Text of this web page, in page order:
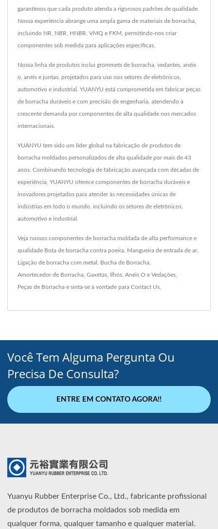
garantimos que cada produto atenda a rigorosos padrões de qualidade.
Nossa experiência abrange uma ampla gama de materiais de borracha,
incluindo NR, NBR, HNBR, VMQ e FKM, permitindo-nos criar
componentes sob medida para aplicações específicas.
Nossa linha de produtos inclui grommets de borracha, vedantes, anéis
o, anéis e juntas, projetados para uso nos setores de eletrônicos,
automotivo e industrial. YUANYU está comprometida em fabricar peças
de borracha duráveis e com precisão de engenharia, atendendo à
crescente demanda por componentes de alta qualidade nos mercados
internacionais.
YUANYU tem sido um líder global na fabricação de produtos de
borracha moldados personalizados de alta qualidade por mais de 43
anos. Combinando tecnologia de fabricação avançada com décadas de
experiência, YUANYU oferece componentes de borracha duráveis e
inovadores projetados para atender às necessidades únicas de
indústrias em todo o mundo, incluindo os setores de eletrônicos,
automotivo e industrial.
Veja nossos componentes de borracha moldada de alta performance e
qualidade Bota de borracha contra poeira Mangueira de entrada de ar,
Ligação de borracha com metal Bucha de Borracha
Amortecedor de Borracha Gaxetas Ilhós Anéis O e Vedações
Peças de Borracha e sinta-se à vontade para Contact Us
Você Tem Alguma Pergunta Ou
Precisa De Consulta?
ENTRE EM CONTATO AGORA!!
Yuanyu Rubber Enterprise Co., Ltd., fabricante profissional
de produtos de borracha moldados sob medida em
qualquer forma, qualquer tamanho e qualquer material.